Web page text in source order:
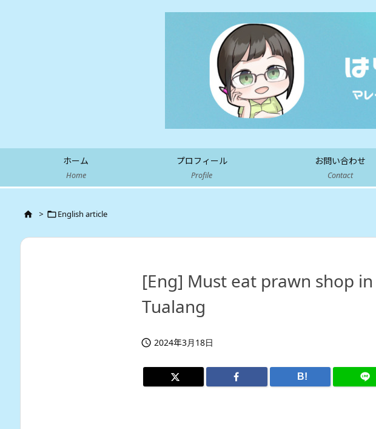
ホーム
Home
プロフィール
Profile
お問い合わせ
Contact
 > English article
[Eng] Must eat prawn shop
Tualang
 2024年3月18日
B!